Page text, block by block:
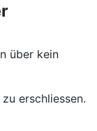
über kein
erschliessen.